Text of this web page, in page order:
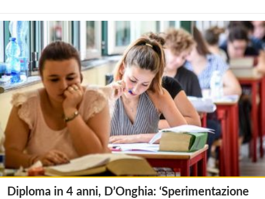
Diploma in 4 anni, D’Onghia: ‘Sperimentazione